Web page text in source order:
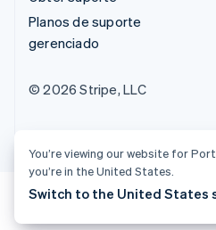
Planos de suporte
gerenciado
© 2026 Stripe, LLC
You’re viewing our website for
you’re in the United States.
Switch to the United States